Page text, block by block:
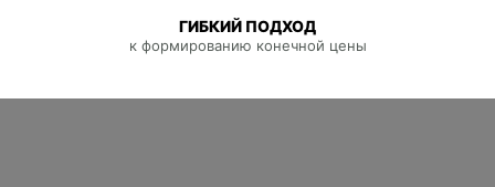
ГИБКИЙ ПОДХОД
к формированию конечной цены